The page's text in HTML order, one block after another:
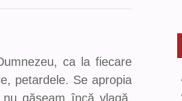
ca la fiecare
petardele. Se apropia
găseam încă vlagă.